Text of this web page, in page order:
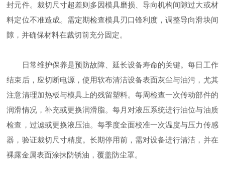
封元件。裁切尺寸超差则多因模具磨损、导向机构间隙过大或材
料定位不准造成。需定期检查模具刃口锋利度，调整导向滑块间
隙，并确保材料在裁切前充分固定。
日常维护保养是预防故障、延长设备寿命的关键。每日工作
结束后，应切断电源，使用软布清洁设备表面灰尘与油污，尤其
注意清理加热板与模具上的残留塑料。每周检查一次传动部件的
润滑情况，补充或更换润滑脂。每月对液压系统进行油位与油质
检查，过滤或更换液压油。每季度全面校准一次温度与压力传感
器，验证裁切尺寸精度。长期停用前，需对设备进行清洁，并在
裸露金属表面涂抹防锈油，覆盖防尘罩。